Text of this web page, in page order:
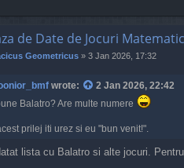
de Date de Jocuri
Geometricus» 3 Jan 2026, 17:32
wrote:
2 Jan 2026, 22:42
Balatro? Are multe numere
prilej iti urez si eu "bun venit!".
lista cu Balatro si alte jocuri.